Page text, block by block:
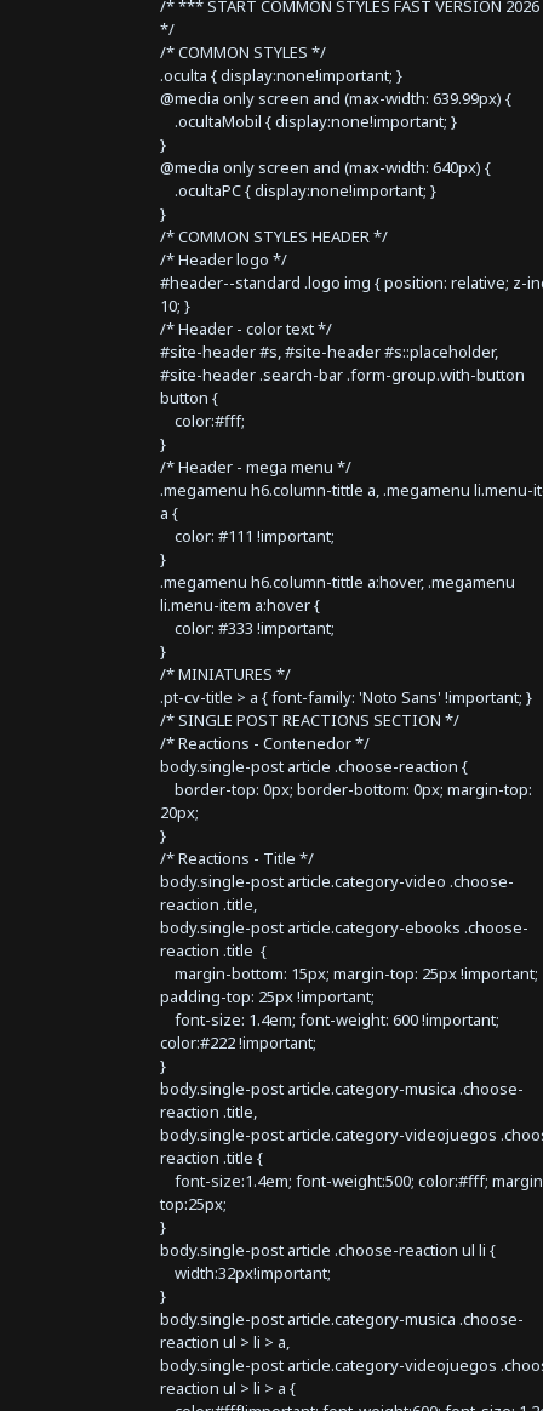
/* *** START COMMON STYLES FAST VERSION
*/
/* COMMON STYLES */
.oculta { display:none!important; }
@media only screen and (max-width: 639.99px) {
.ocultaMobil { display:none!important; }
}
@media only screen and (max-width: 640px) {
.ocultaPC { display:none!important; }
}
/* COMMON STYLES HEADER */
/* Header logo */
#header--standard .logo img { position: relative; z-
10; }
/* Header - color text */
#site-header #s, #site-header #s::placeholder,
#site-header .search-bar .form-group.with-button
button {
color:#fff;
}
/* Header - mega menu */
.megamenu h6.column-tittle a, .megamenu li.menu-
a {
color: #111 !important;
}
.megamenu h6.column-tittle a:hover, .megamenu
li.menu-item a:hover {
color: #333 !important;
}
/* MINIATURES */
.pt-cv-title > a { font-family: 'Noto Sans' !important; }
/* SINGLE POST REACTIONS SECTION */
/* Reactions - Contenedor */
body.single-post article .choose-reaction {
border-top: 0px; border-bottom: 0px; margin-top:
20px;
}
/* Reactions - Title */
body.single-post article.category-video .choose-
reaction .title,
body.single-post article.category-ebooks .choose-
reaction .title {
margin-bottom: 15px; margin-top: 25px !important;
padding-top: 25px !important;
font-size: 1.4em; font-weight: 600 !important;
color:#222 !important;
}
body.single-post article.category-musica .choose-
reaction .title,
body.single-post article.category-videojuegos
reaction .title {
font-size:1.4em; font-weight:500; color:#fff;
top:25px;
}
body.single-post article .choose-reaction ul li {
width:32px!important;
}
body.single-post article.category-musica .choose-
reaction ul > li > a,
body.single-post article.category-videojuegos
reaction ul > li > a {